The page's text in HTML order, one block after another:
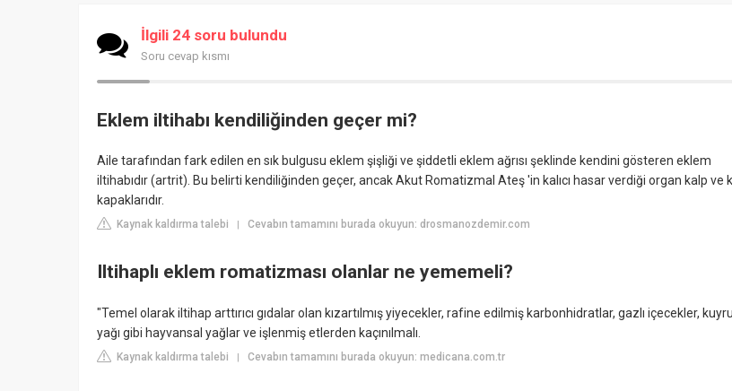
İlgili 24 soru bulundu
Soru cevap kısmı
Eklem iltihabı kendiliğinden geçer mi?
Aile tarafından fark edilen en sık bulgusu eklem şişliği ve şiddetli eklem ağrısı şeklinde kendini gösteren eklem
iltihabıdır (artrit). Bu belirti kendiliğinden geçer, ancak Akut Romatizmal Ateş 'in kalıcı hasar verdiği organ kalp ve
kapaklarıdır.
Kaynak kaldırma talebi | Cevabın tamamını burada okuyun: drosmanozdemir.com
Iltihaplı eklem romatizması olanlar ne yememeli?
"Temel olarak iltihap arttırıcı gıdalar olan kızartılmış yiyecekler, rafine edilmiş karbonhidratlar, gazlı içecekler,
yağı gibi hayvansal yağlar ve işlenmiş etlerden kaçınılmalı.
Kaynak kaldırma talebi | Cevabın tamamını burada okuyun: medicana.com.tr